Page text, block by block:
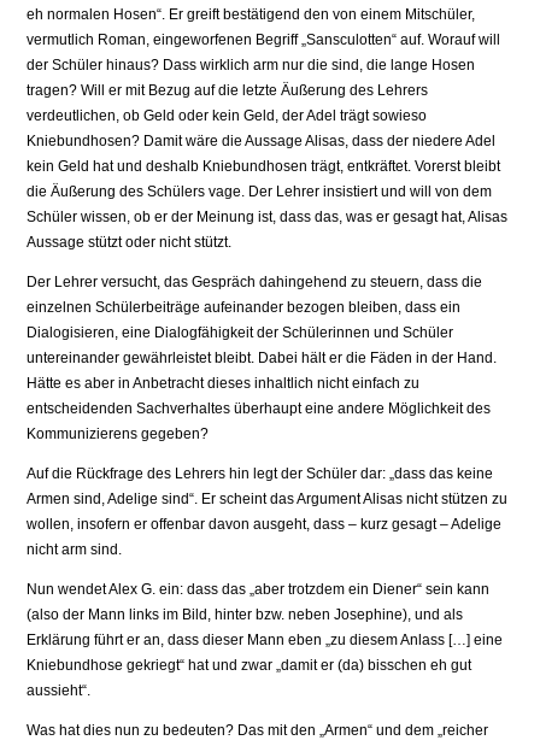
eh normalen Hosen“. Er greift bestätigend den von einem Mitschüler,
vermutlich Roman, eingeworfenen Begriff „Sansculotten“ auf. Worauf will
der Schüler hinaus? Dass wirklich arm nur die sind, die lange Hosen
tragen? Will er mit Bezug auf die letzte Äußerung des Lehrers
verdeutlichen, ob Geld oder kein Geld, der Adel trägt sowieso
Kniebundhosen? Damit wäre die Aussage Alisas, dass der niedere Adel
kein Geld hat und deshalb Kniebundhosen trägt, entkräftet. Vorerst bleibt
die Äußerung des Schülers vage. Der Lehrer insistiert und will von dem
Schüler wissen, ob er der Meinung ist, dass das, was er gesagt hat, Alisas
Aussage stützt oder nicht stützt.
Der Lehrer versucht, das Gespräch dahingehend zu steuern, dass die
einzelnen Schülerbeiträge aufeinander bezogen bleiben, dass ein
Dialogisieren, eine Dialogfähigkeit der Schülerinnen und Schüler
untereinander gewährleistet bleibt. Dabei hält er die Fäden in der Hand.
Hätte es aber in Anbetracht dieses inhaltlich nicht einfach zu
entscheidenden Sachverhaltes überhaupt eine andere Möglichkeit des
Kommunizierens gegeben?
Auf die Rückfrage des Lehrers hin legt der Schüler dar: „dass das keine
Armen sind, Adelige sind“. Er scheint das Argument Alisas nicht stützen zu
wollen, insofern er offenbar davon ausgeht, dass – kurz gesagt – Adelige
nicht arm sind.
Nun wendet Alex G. ein: dass das „aber trotzdem ein Diener“ sein kann
(also der Mann links im Bild, hinter bzw. neben Josephine), und als
Erklärung führt er an, dass dieser Mann eben „zu diesem Anlass […] eine
Kniebundhose gekriegt“ hat und zwar „damit er (da) bisschen eh gut
aussieht“.
Was hat dies nun zu bedeuten? Das mit den „Armen“ und dem „reicher